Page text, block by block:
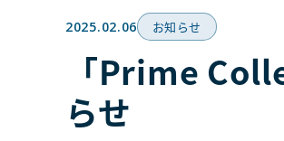
2025.02.06 お知らせ
「Prime
らせ